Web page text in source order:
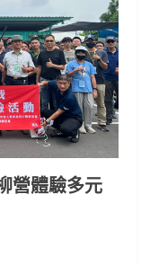
營體驗多元